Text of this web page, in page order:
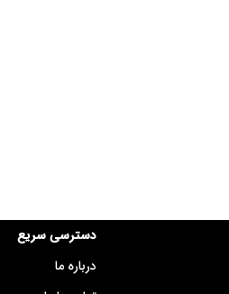
دسترسی سریع
درباره ما